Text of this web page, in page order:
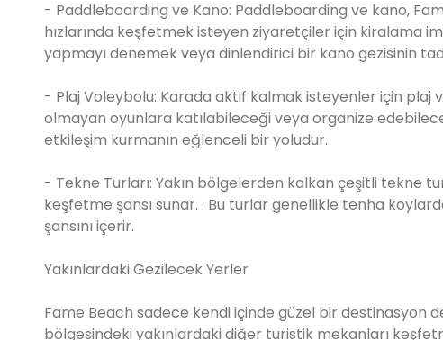
- Paddleboarding ve Kano: Paddleboarding ve kano,
hızlarında keşfetmek isteyen ziyaretçiler için kiralama
yapmayı denemek veya dinlendirici bir kano gezisinin
- Plaj Voleybolu: Karada aktif kalmak isteyenler için plaj
olmayan oyunlara katılabileceği veya organize
etkileşim kurmanın eğlenceli bir yoludur.
- Tekne Turları: Yakın bölgelerden kalkan çeşitli tekne
keşfetme şansı sunar. . Bu turlar genellikle tenha
şansını içerir.
Yakınlardaki Gezilecek Yerler
Fame Beach sadece kendi içinde güzel bir destinasyon
bölgesindeki yakınlardaki diğer turistik mekanları